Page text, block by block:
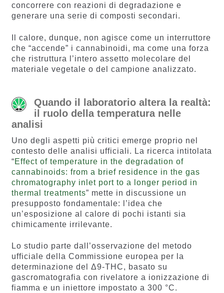
concorrere con reazioni di degradazione e
generare una serie di composti secondari.
Il calore, dunque, non agisce come un interruttore
che “accende” i cannabinoidi, ma come una forza
che ristruttura l’intero assetto molecolare del
materiale vegetale o del campione analizzato.
Quando il laboratorio altera la realtà:
il ruolo della temperatura nelle
analisi
Uno degli aspetti più critici emerge proprio nel
contesto delle analisi ufficiali. La ricerca intitolata
“Effect of temperature in the degradation of
cannabinoids: from a brief residence in the gas
chromatography inlet port to a longer period in
thermal treatments” mette in discussione un
presupposto fondamentale: l’idea che
un’esposizione al calore di pochi istanti sia
chimicamente irrilevante.
Lo studio parte dall’osservazione del metodo
ufficiale della Commissione europea per la
determinazione del Δ9-THC, basato su
gascromatografia con rivelatore a ionizzazione di
fiamma e un iniettore impostato a 300 °C.